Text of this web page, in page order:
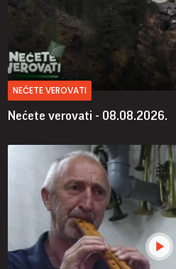
NEĆETE VEROVATI
Nećete verovati - 08.08.2026.